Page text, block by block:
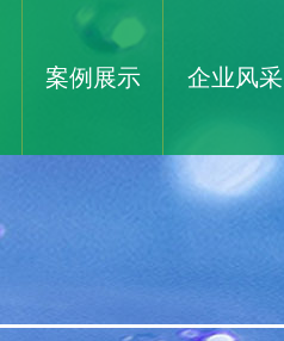
案例展示 企业风采